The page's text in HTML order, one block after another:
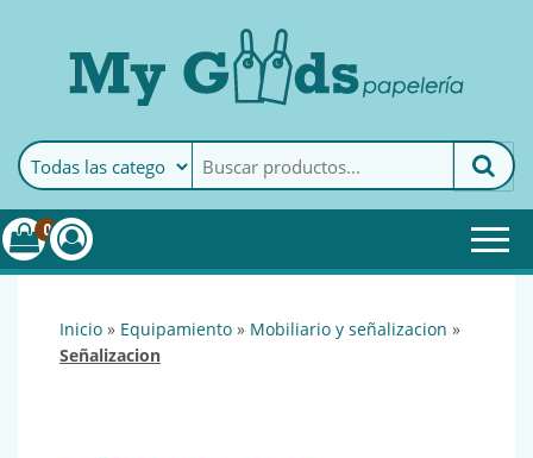
MyGoods · PapeleríaMy Goods es tu papelería
online de confianza. Podrás
encontrar todo lo necesario
0
inicio » equipamiento » mobiliario y señalizacion »
señalizacion